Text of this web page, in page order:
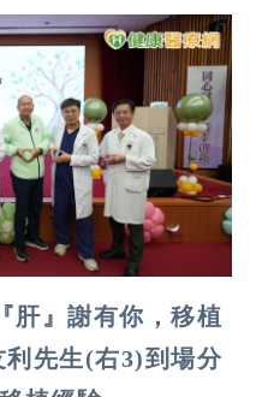
肝』謝有你，移植
利先生(右3)到場分